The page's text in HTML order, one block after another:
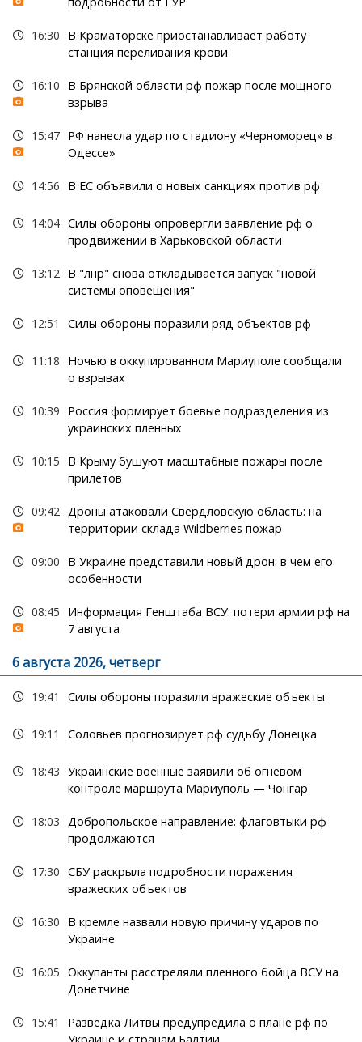
16:30
В Краматорске приостанавливает работу
станция переливания крови
16:10
В Брянской области рф пожар после мощного
взрыва
15:47 РФ нанесла удар по стадиону «Черноморец» в
Одессе»
14:56 В ЕС объявили о новых санкциях против рф
14:04 Силы обороны опровергли заявление рф о
продвижении в Харьковской области
13:12 В "лнр" снова откладывается запуск "новой
системы оповещения"
12:51 Силы обороны поразили ряд объектов рф
11:18
Ночью в оккупированном Мариуполе сообщали
о взрывах
10:39
Россия формирует боевые подразделения из
украинских пленных
10:15
В Крыму бушуют масштабные пожары после
прилетов
09:42 Дроны атаковали Свердловскую область: на
территории склада Wildberries пожар
09:00
В Украине представили новый дрон: в чем его
особенности
08:45
Информация Генштаба ВСУ: потери армии рф на
7 августа
6 августа 2026, четверг
19:41 Силы обороны поразили вражеские объекты
19:11 Соловьев прогнозирует рф судьбу Донецка
18:43 Украинские военные заявили об огневом
контроле маршрута Мариуполь — Чонгар
18:03 Добропольское направление: флаговтыки рф
продолжаются
17:30 СБУ раскрыла подробности поражения
вражеских объектов
16:30
В кремле назвали новую причину ударов по
Украине
16:05 Оккупанты расстреляли пленного бойца ВСУ на
Донетчине
15:41
Разведка Литвы предупредила о плане рф по